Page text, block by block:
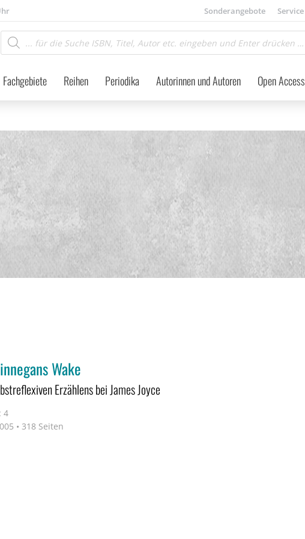
Sonderangebote Service
Products
search
Fachgebiete Reihen Periodika Autorinnen und Autoren Open Access
Wake
Erzählens bei James Joyce
4
• 318 Seiten